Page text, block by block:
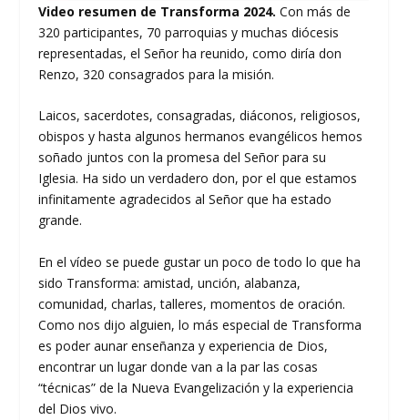
Video resumen de Transforma 2024.Con más de
320 participantes, 70 parroquias y muchas diócesis
representadas, el Señor ha reunido, como diría don
Renzo, 320 consagrados para la misión.
Laicos, sacerdotes, consagradas, diáconos, religiosos,
obispos y hasta algunos hermanos evangélicos hemos
soñado juntos con la promesa del Señor para su
Iglesia. Ha sido un verdadero don, por el que estamos
infinitamente agradecidos al Señor que ha estado
grande.
En el vídeo se puede gustar un poco de todo lo que ha
sido Transforma: amistad, unción, alabanza,
comunidad, charlas, talleres, momentos de oración.
Como nos dijo alguien, lo más especial de Transforma
es poder aunar enseñanza y experiencia de Dios,
encontrar un lugar donde van a la par las cosas
“técnicas” de la Nueva Evangelización y la experiencia
del Dios vivo.